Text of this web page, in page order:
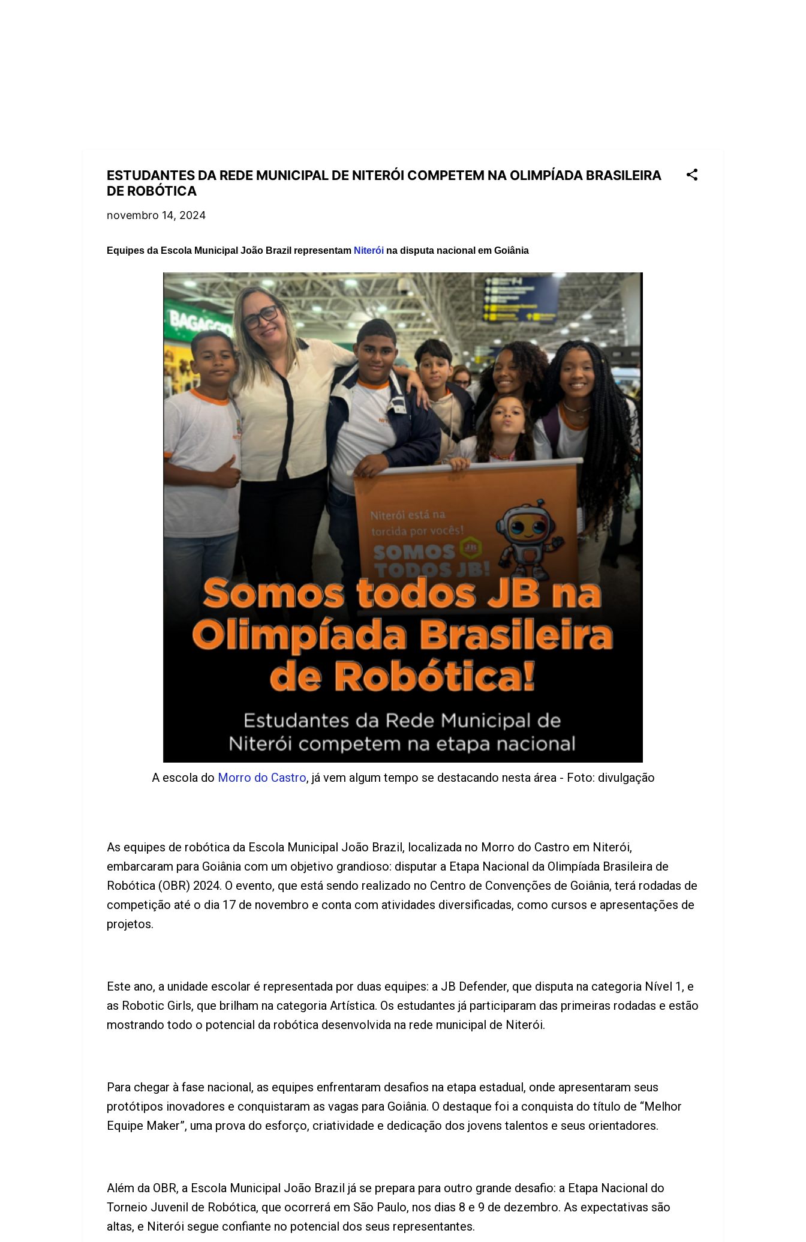
ESTUDANTES DA REDE MUNICIPAL DE NITERÓI COMPETEM NA OLIMPÍADA BRASILEIRA
DE ROBÓTICA
novembro 14, 2024
Equipes da Escola Municipal João Brazil representam Niterói na disputa nacional em Goiânia
A escola do Morro do Castro, já vem algum tempo se destacando nesta área - Foto: divulgação
As equipes de robótica da Escola Municipal João Brazil, localizada no Morro do Castro em Niterói,
embarcaram para Goiânia com um objetivo grandioso: disputar a Etapa Nacional da Olimpíada Brasileira de
Robótica (OBR) 2024. O evento, que está sendo realizado no Centro de Convenções de Goiânia, terá rodadas de
competição até o dia 17 de novembro e conta com atividades diversificadas, como cursos e apresentações de
projetos.
Este ano, a unidade escolar é representada por duas equipes: a JB Defender, que disputa na categoria Nível 1, e
as Robotic Girls, que brilham na categoria Artística. Os estudantes já participaram das primeiras rodadas e estão
mostrando todo o potencial da robótica desenvolvida na rede municipal de Niterói.
Para chegar à fase nacional, as equipes enfrentaram desafios na etapa estadual, onde apresentaram seus
protótipos inovadores e conquistaram as vagas para Goiânia. O destaque foi a conquista do título de “Melhor
Equipe Maker”, uma prova do esforço, criatividade e dedicação dos jovens talentos e seus orientadores.
Além da OBR, a Escola Municipal João Brazil já se prepara para outro grande desafio: a Etapa Nacional do
Torneio Juvenil de Robótica, que ocorrerá em São Paulo, nos dias 8 e 9 de dezembro. As expectativas são
altas, e Niterói segue confiante no potencial dos seus representantes.